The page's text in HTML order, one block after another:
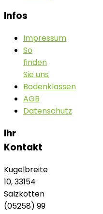
Infos
Impressum
So
finden
Sie uns
Bodenklassen
AGB
Datenschutz
Ihr
Kontakt
Kugelbreite
10, 33154
Salzkotten
(05258) 99